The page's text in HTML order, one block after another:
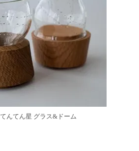
んてん星 グラス&ドーム